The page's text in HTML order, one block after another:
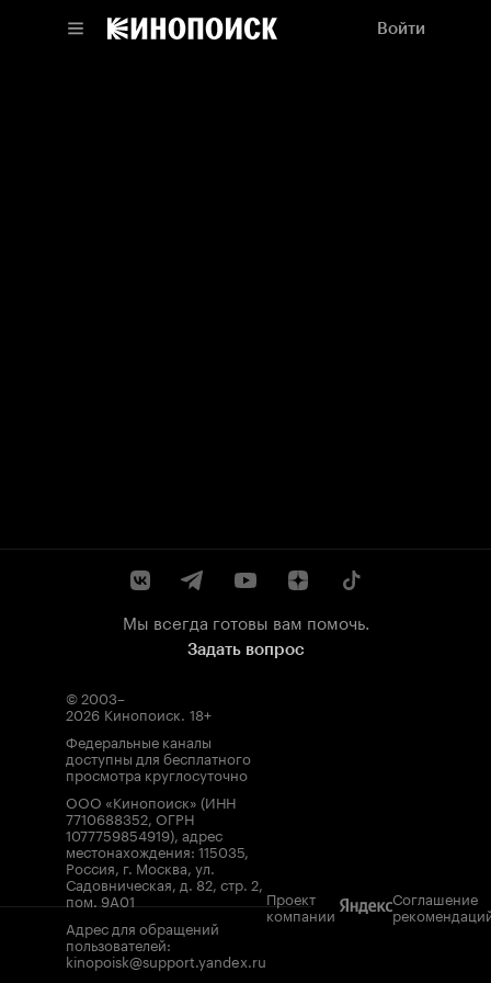
Войти
Мы всегда готовы вам помочь.
Задать вопрос
© 2003–
2026 Кинопоиск. 18+
Федеральные каналы
доступны для бесплатного
просмотра круглосуточно
ООО «Кинопоиск» (ИНН
7710688352, ОГРН
1077759854919), адрес
местонахождения: 115035,
Россия, г. Москва, ул.
Садовническая, д. 82, стр. 2,
пом. 9А01
Адрес для обращений
пользователей:
kinopoisk@support.yandex.ru
Проект
компании
Соглашение